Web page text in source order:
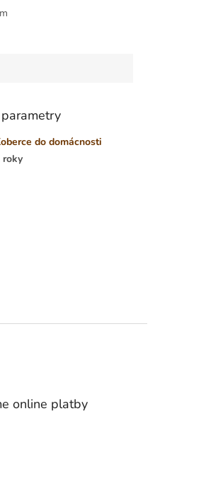
cm.
do domácnosti
roky
online platby